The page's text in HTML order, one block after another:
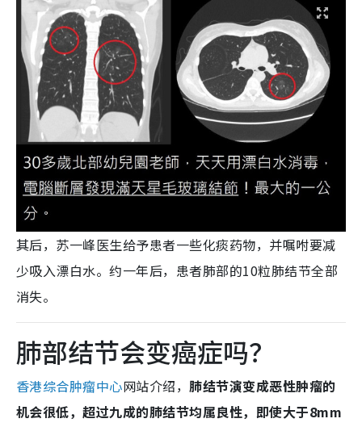
其后，苏一峰医生给予患者一些化痰药物，并嘱咐要减
少吸入漂白水。约一年后，患者肺部的10粒肺结节全部
消失。
肺部结节会变癌症吗？
香港综合肿瘤中心网站介绍，肺结节演变成恶性肿瘤的
机会很低，超过九成的肺结节均属良性，即使大于8mm